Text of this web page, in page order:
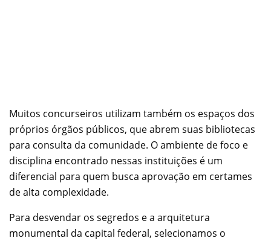
Muitos concurseiros utilizam também os espaços dos
próprios órgãos públicos, que abrem suas bibliotecas
para consulta da comunidade. O ambiente de foco e
disciplina encontrado nessas instituições é um
diferencial para quem busca aprovação em certames
de alta complexidade.
Para desvendar os segredos e a arquitetura
monumental da capital federal, selecionamos o